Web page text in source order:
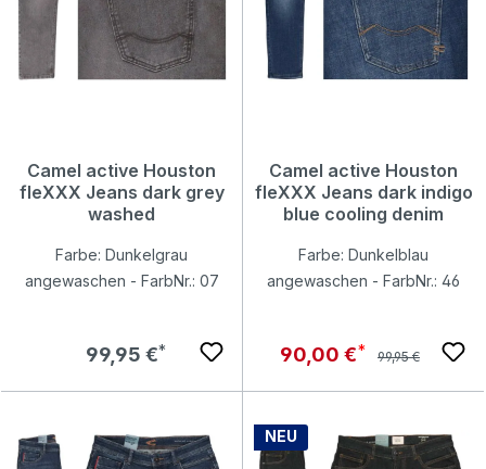
Camel active Houston
fleXXX Jeans dark grey
washed
Farbe: Dunkelgrau
angewaschen - FarbNr.: 07
Regulärer Preis:
99,95 €
Camel active Houston
fleXXX Jeans dark indigo
blue cooling denim
Farbe: Dunkelblau
angewaschen - FarbNr.: 46
Verkaufspreis:
90,00 € Regulärer Preis:
99,95 €
NEU